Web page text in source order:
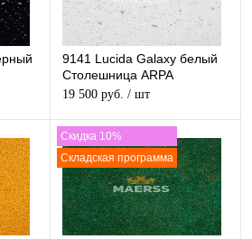
9141 Lucida Galaxy белый
Столешница ARPA
глянцевая
19 500 руб. / шт
Скидка 10%
Складская программа